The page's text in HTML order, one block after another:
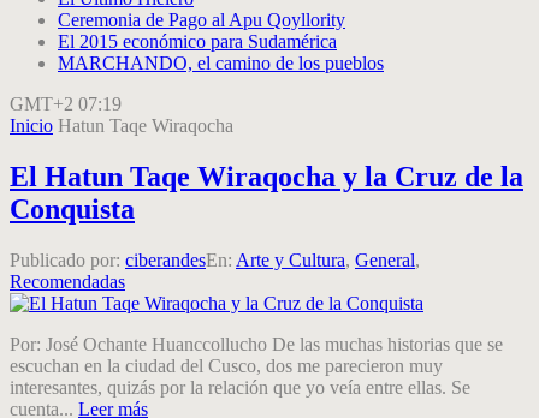
Ceremonia de Pago al Apu Qoyllority
El 2015 económico para Sudamérica
MARCHANDO, el camino de los pueblos
GMT+2 07:19
Inicio Hatun Taqe Wiraqocha
El Hatun Taqe Wiraqocha y la Cruz de la
Conquista
Publicado por: ciberandesEn: Arte y Cultura, General,
Recomendadas
Por: José Ochante Huanccollucho De las muchas historias que se
escuchan en la ciudad del Cusco, dos me parecieron muy
interesantes, quizás por la relación que yo veía entre ellas. Se
cuenta... Leer más